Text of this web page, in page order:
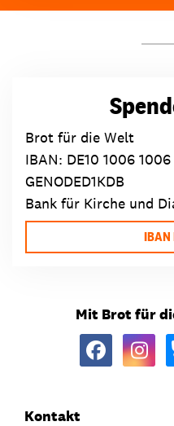
Brot für die Welt
IBAN: DE10 1006
GENODED1KDB
Bank für Kirche und
Mit Brot für
Kontakt